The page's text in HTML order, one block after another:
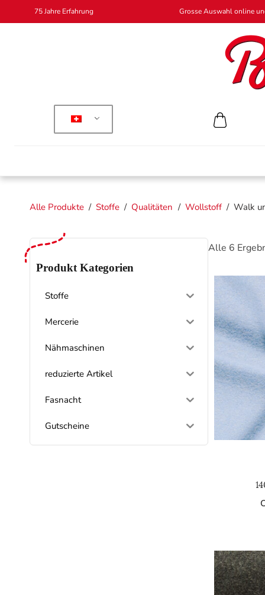
75 Jahre Erfahrung Grosse Auswahl online
Alle Produkte / Stoffe / Qualitäten / Wollstoff / Walk
Produkt Kategorien
Stoffe
Mercerie
Nähmaschinen
reduzierte Artikel
Fasnacht
Gutscheine
Alle 6